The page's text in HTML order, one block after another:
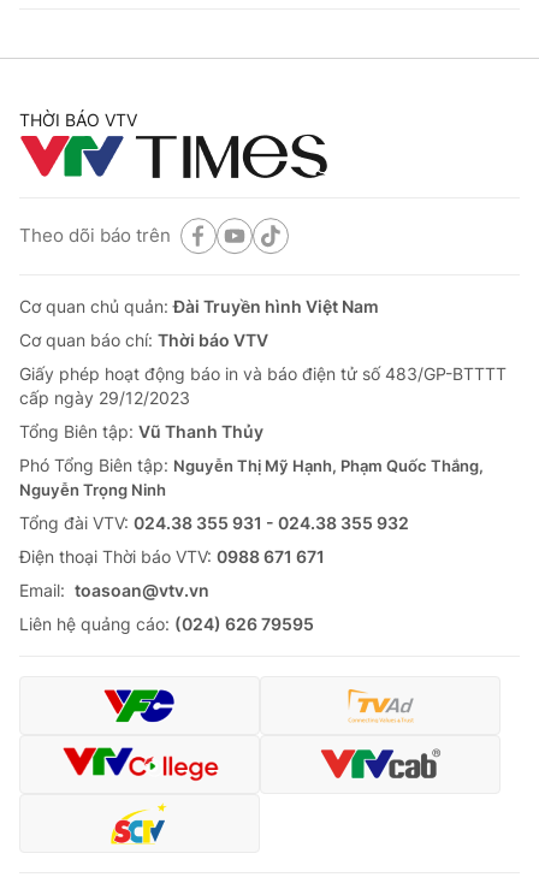
THỜI BÁO VTV
Theo dõi báo trên
Cơ quan chủ quản:Đài Truyền hình Việt Nam
Cơ quan báo chí: Thời báo VTV
Giấy phép hoạt động báo in và báo điện tử số 483/GP-BTTTT
cấp ngày 29/12/2023
Tổng Biên tập: Vũ Thanh Thủy
Phó Tổng Biên tập: Nguyễn Thị Mỹ Hạnh, Phạm Quốc Thắng,
Nguyễn Trọng Ninh
Tổng đài VTV: 024.38 355 931 - 024.38 355 932
Ðiện thoại Thời báo VTV: 0988 671 671
Email: toasoan@vtv.vn
Liên hệ quảng cáo: (024) 626 79595